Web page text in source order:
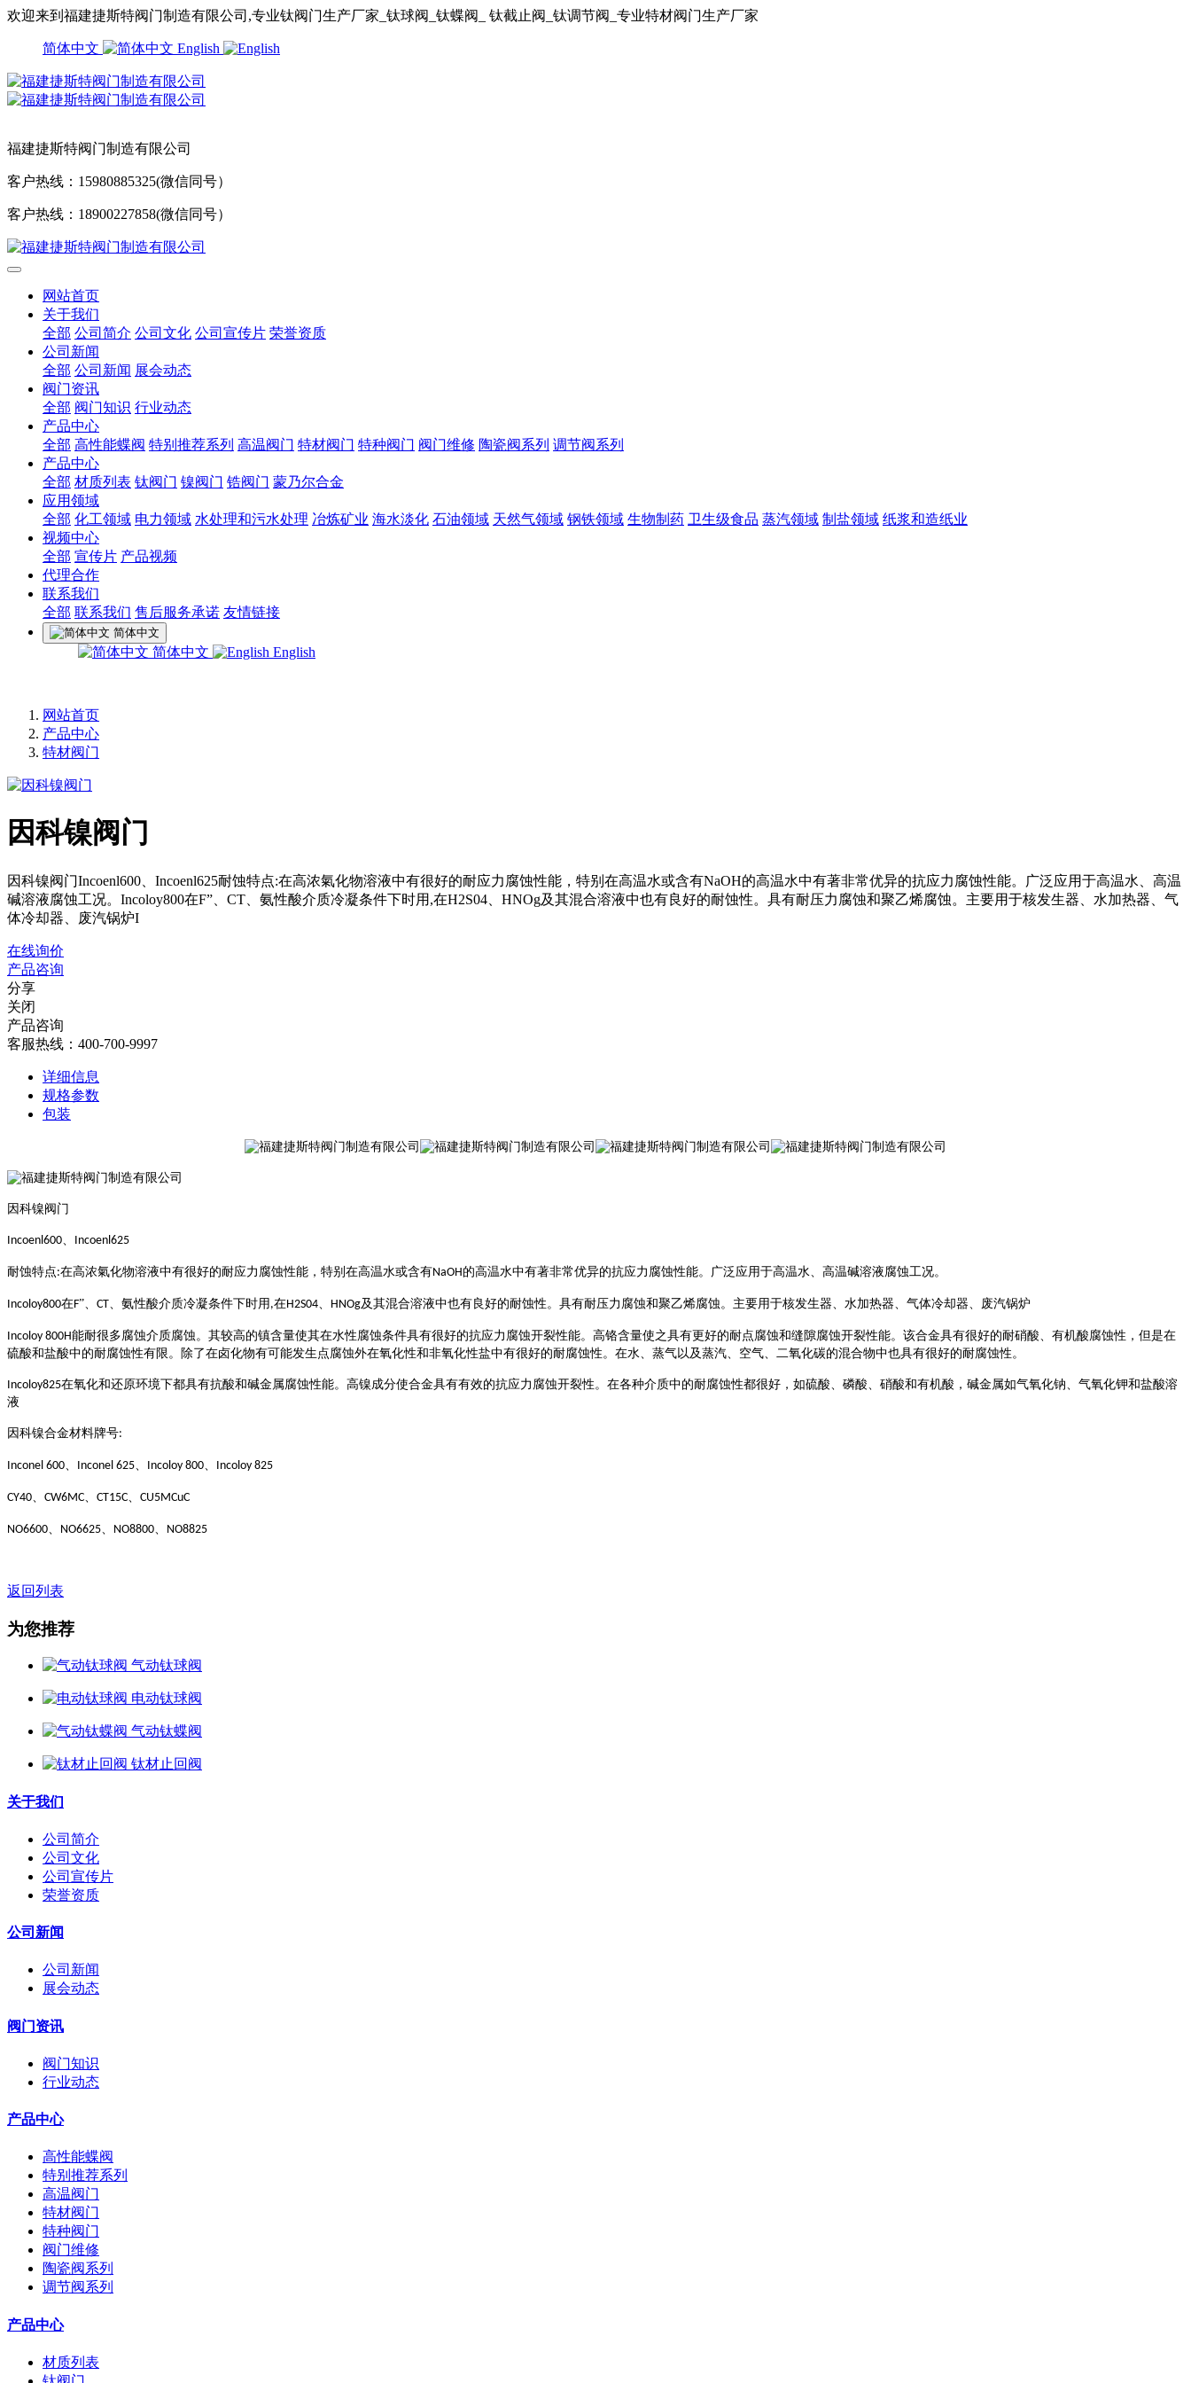
欢迎来到福建捷斯特阀门制造有限公司,专业钛阀门生产厂家_钛球阀_钛蝶阀_ 钛截止阀_钛调节阀_专业特材阀门生产厂家
简体中文 English
福建捷斯特阀门制造有限公司
客户热线：15980885325(微信同号）
客户热线：18900227858(微信同号）
网站首页
关于我们
全部 公司简介 公司文化 公司宣传片 荣誉资质
公司新闻
全部 公司新闻 展会动态
阀门资讯
全部 阀门知识 行业动态
产品中心
全部 高性能蝶阀 特别推荐系列 高温阀门 特材阀门 特种阀门 阀门维修 陶瓷阀系列 调节阀系列
产品中心
全部 材质列表 钛阀门 镍阀门 锆阀门 蒙乃尔合金
应用领域
全部 化工领域 电力领域 水处理和污水处理 冶炼矿业 海水淡化 石油领域 天然气领域 钢铁领域 生物制药 卫生级食品 蒸汽领域 制盐领域 纸浆和造纸业
视频中心
全部 宣传片 产品视频
代理合作
联系我们
全部 联系我们 售后服务承诺 友情链接
简体中文
简体中文 English
网站首页
产品中心
特材阀门
因科镍阀门
因科镍阀门Incoenl600、Incoenl625耐蚀特点:在高浓氣化物溶液中有很好的耐应力腐蚀性能，特别在高温水或含有NaOH的高温水中有著非常优异的抗应力腐蚀性能。广泛应用于高温水、高温
碱溶液腐蚀工况。Incoloy800在F”、CT、氨性酸介质冷凝条件下时用,在H2S04、HNOg及其混合溶液中也有良好的耐蚀性。具有耐压力腐蚀和聚乙烯腐蚀。主要用于核发生器、水加热器、气
体冷却器、废汽锅炉I
在线询价
产品咨询
分享
关闭
产品咨询
客服热线：400-700-9997
详细信息
规格参数
包装
因科镍阀门
Incoenl600 Incoenl625
耐蚀特点:在高浓氣化物溶液中有很好的耐应力腐蚀性能，特别在高温水或含有NaOH 的高温水中有著非常优异的抗应力腐蚀性能。广泛应用于高温水、高温碱溶液腐蚀工况。
Incoloy800在F”、 CT 、氨性酸介质冷凝条件下时用 ,在H2S04 HNOg及其混合溶液中也有良好的耐蚀性。具有耐压力腐蚀和聚乙烯腐蚀。主要用于核发生器、水加热器、气体冷却器、废汽锅炉
Incoloy 800H能耐很多腐蚀介质腐蚀。其较高的镇含量使其在水性腐蚀条件具有很好的抗应力腐蚀开裂性能。高铬含量使之具有更好的耐点腐蚀和缝隙腐蚀开裂性能。该合金具有很好的耐硝酸、有机酸腐蚀性，但是在
硫酸和盐酸中的耐腐蚀性有限。除了在卤化物有可能发生点腐蚀外在氧化性和非氧化性盐中有很好的耐腐蚀性。在水、蒸气以及蒸汽、空气、二氧化碳的混合物中也具有很好的耐腐蚀性。
Incoloy825在氧化和还原环境下都具有抗酸和碱金属腐蚀性能。高镍成分使合金具有有效的抗应力腐蚀开裂性。在各种介质中的耐腐蚀性都很好，如硫酸、磷酸、硝酸和有机酸，碱金属如气氧化钠、气氧化钾和盐酸溶
液
因科镍合金材料牌号:
Inconel 600 Inconel 625 Incoloy 800 Incoloy 825
CY40 CW6MC CT15C CU5MCuC
NO6600 NO6625 NO8800 NO8825
返回列表
为您推荐
气动钛球阀
电动钛球阀
气动钛蝶阀
钛材止回阀
关于我们
公司简介
公司文化
公司宣传片
荣誉资质
公司新闻
公司新闻
展会动态
阀门资讯
阀门知识
行业动态
产品中心
高性能蝶阀
特别推荐系列
高温阀门
特材阀门
特种阀门
阀门维修
陶瓷阀系列
调节阀系列
产品中心
材质列表